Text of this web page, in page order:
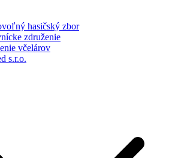
hasičský zbor
združenie
včelárov
s.r.o.